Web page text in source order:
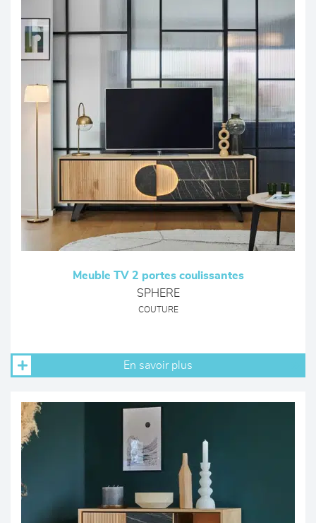
Meuble TV 2 portes coulissantes
SPHERE
COUTURE
En savoir plus